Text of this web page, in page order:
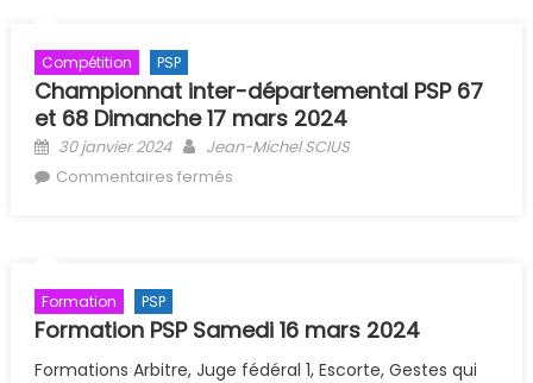
Compétition PSP
Championnat inter-départemental PSP 67
et 68 Dimanche 17 mars 2024
Posted on
30 janvier 2024 Author
Jean-Michel SCIUS
Commentaires fermés
Formation PSP
Formation PSP Samedi 16 mars 2024
Formations Arbitre, Juge fédéral 1, Escorte, Gestes qui